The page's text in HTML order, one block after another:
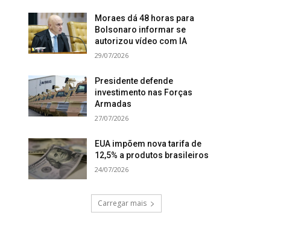
Moraes dá 48 horas para
Bolsonaro informar se
autorizou vídeo com IA
29/07/2026
Presidente defende
investimento nas Forças
Armadas
27/07/2026
EUA impõem nova tarifa de
12,5% a produtos brasileiros
24/07/2026
Carregar mais